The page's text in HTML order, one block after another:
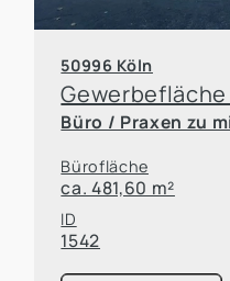
50996 Köln
Büro / Praxen zu
Bürofläche
ca. 481,60 m²
ID
1542